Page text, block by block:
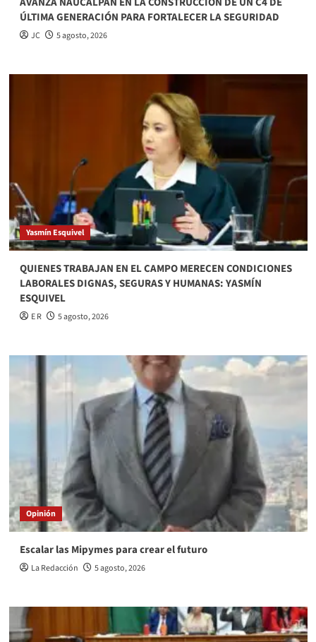
ÚLTIMA GENERACIÓN PARA FORTALECER LA SEGURIDAD
JC 5 agosto, 2026
Yasmín Esquivel
QUIENES TRABAJAN EN EL CAMPO MERECEN CONDICIONES
LABORALES DIGNAS, SEGURAS Y HUMANAS: YASMÍN
ESQUIVEL
E R 5 agosto, 2026
Opinión
Escalar las Mipymes para crear el futuro
La Redacción 5 agosto, 2026